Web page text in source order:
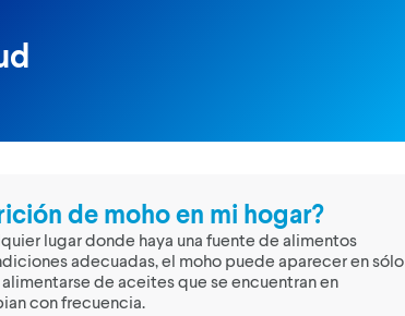
de moho en mi hogar?
lugar donde haya una fuente de alimentos
adecuadas, el moho puede aparecer en sólo
de aceites que se encuentran en
con frecuencia.